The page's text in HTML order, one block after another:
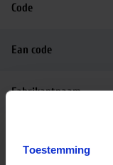
Toestemming
Code
Ean code
Fabrikantnaam